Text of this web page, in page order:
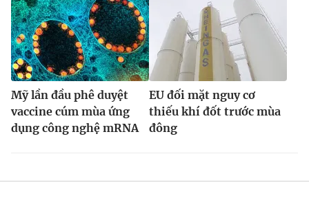
Mỹ lần đầu phê duyệt
vaccine cúm mùa ứng
dụng công nghệ mRNA
EU đối mặt nguy cơ
thiếu khí đốt trước mùa
đông